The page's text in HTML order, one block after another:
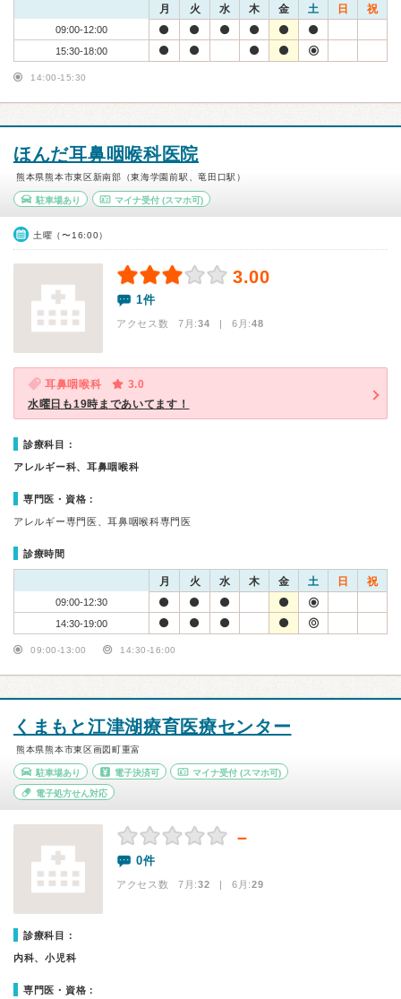
月 火 水 木 金 土 日 祝
09:00-12:00
15:30-18:00
14:00-15:30
ほんだ耳鼻咽喉科医院
熊本県熊本市東区新南部（東海学園前駅、竜田口駅）
駐車場あり マイナ受付(スマホ可)
土曜（〜16:00）
3.00
1件
アクセス数 7月:34 | 6月:48
耳鼻咽喉科
3.0
水曜日も19時まであいてます！
診療科目：
アレルギー科、耳鼻咽喉科
専門医・資格：
アレルギー専門医、耳鼻咽喉科専門医
診療時間
月 火 水 木 金 土 日 祝
09:00-12:30
14:30-19:00
09:00-13:00 14:30-16:00
くまもと江津湖療育医療センター
熊本県熊本市東区画図町重富
駐車場あり 電子決済可 マイナ受付 (スマホ可)
電子処方せん対応
－
0件
アクセス数 7月:32 | 6月:29
診療科目：
内科、小児科
専門医・資格：